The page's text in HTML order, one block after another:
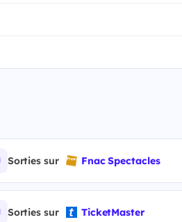
Sorties sur Fnac Spectacles
Sorties sur TicketMaster